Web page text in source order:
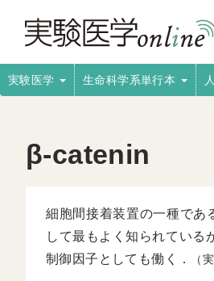
実験医学 生命科学系単行本
β-catenin
細胞間接着装置の一種であ
して最もよく知られている
制御因子としても働く．
（